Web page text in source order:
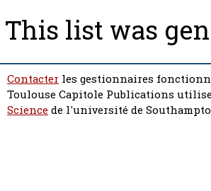
This list was
Contacter les gestionnaires
Toulouse Capitole Publications
Sciencede l'université de